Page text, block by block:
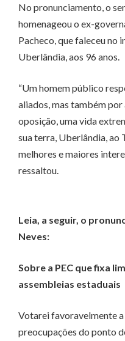
No pronunciamento, o
homenageou o ex-
Pacheco, que faleceu no
Uberlândia, aos 96 anos.
“Um homem público
aliados, mas também
oposição, uma vida
sua terra, Uberlândia, ao
melhores e maiores
ressaltou.
Leia, a seguir, o
Neves:
Sobre a PEC que fixa
assembleias estaduais
Votarei favoravelmente
preocupações do ponto